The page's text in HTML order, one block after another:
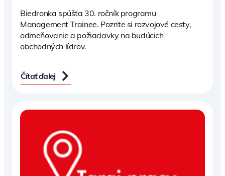
Biedronka spúšťa 30. ročník programu
Management Trainee. Pozrite si rozvojové cesty,
odmeňovanie a požiadavky na budúcich
obchodných lídrov.
Čítať ďalej